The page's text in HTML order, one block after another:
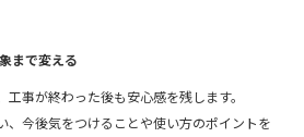
まで変える
事が終わった後も安心感を残します。
、今後気をつけることや使い方のポイントを